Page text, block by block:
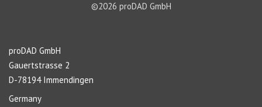
©2026 proDAD GmbH
proDAD GmbH
Gauertstrasse 2
D-78194 Immendingen
Germany